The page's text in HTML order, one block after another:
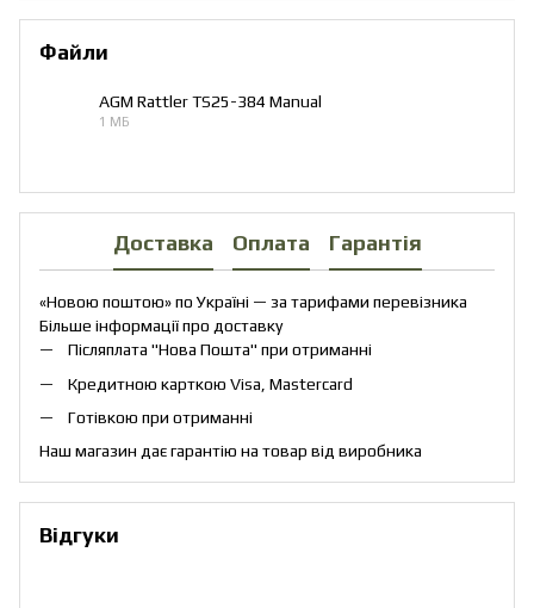
Файли
AGM Rattler TS25-384 Manual
1 МБ
Доставка Оплата Гарантія
«Новою поштою» по Україні — за тарифами перевізника
Більше інформації про доставку
Післяплата "Нова Пошта" при отриманні
Кредитною карткою Visa, Mastercard
Готівкою при отриманні
Наш магазин дає гарантію на товар від виробника
Відгуки